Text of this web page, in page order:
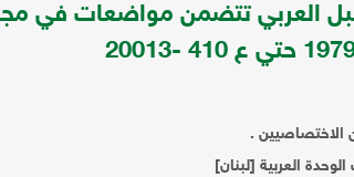
العربي تتضمن مواضعات في
الاختصاصيين .
العربية [لبنان]